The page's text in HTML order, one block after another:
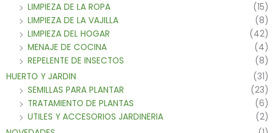
LIMPIEZA DE LA ROPA
(15)
LIMPIEZA DE LA VAJILLA
(8)
LIMPIEZA DEL HOGAR
(42)
MENAJE DE COCINA
(4)
REPELENTE DE INSECTOS
(8)
HUERTO Y JARDIN
(31)
SEMILLAS PARA PLANTAR
(23)
TRATAMIENTO DE PLANTAS
(6)
UTILES Y ACCESORIOS JARDINERIA
(2)